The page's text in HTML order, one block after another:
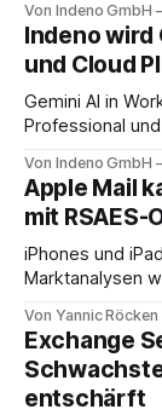
Microsoft 365
Faktor
Portal und das
Von Indeno GmbH
Indeno wird
und Cloud
Gemini AI in
Professional
DACH.
Von Indeno GmbH
Apple Mail
mit RSAES-
iPhones und
Marktanalysen
im Bereich von
also
genutzt werden,
Von Yannic Röcken
Exchange
entschärft